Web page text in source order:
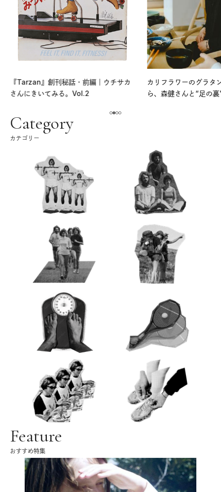
『Tarzan』創刊秘話・前編｜ウチサカ
さんにきいてみる。Vol.2
カリフラワーのグラタ
ら、森健さんと“足の
Category
カテゴリー
Feature
おすすめ特集